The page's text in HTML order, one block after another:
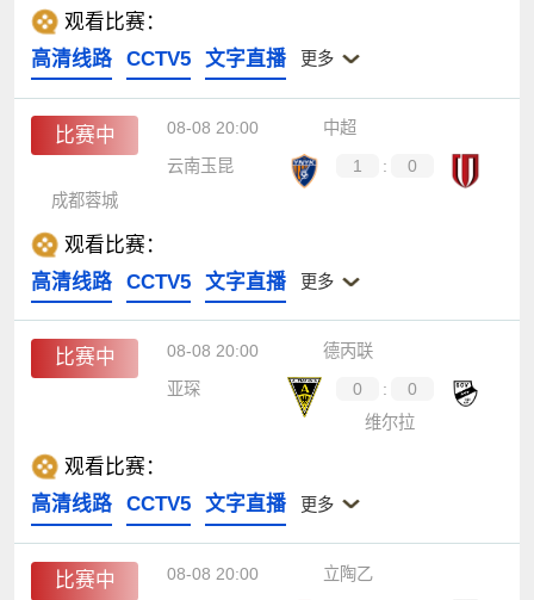
观看比赛：
高清线路
CCTV5 文字直播 更多
比赛中 08-08 20:00
中超
云南玉昆
1 :
0
成都蓉城
观看比赛：
高清线路
CCTV5 文字直播 更多
比赛中 08-08 20:00
德丙联
亚琛
0 :
0
维尔拉
观看比赛：
高清线路
CCTV5 文字直播 更多
比赛中 08-08 20:00
立陶乙